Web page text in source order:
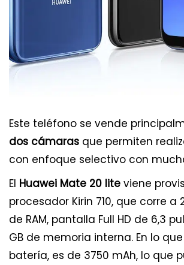
Este teléfono se vende
dos cámaras que permiten
con enfoque selectivo con
El Huawei Mate 20 lite viene
procesador Kirin 710, que corre a
de RAM, pantalla Full HD de 6,3
GB de memoria interna. En lo
batería, es de 3750 mAh, lo que